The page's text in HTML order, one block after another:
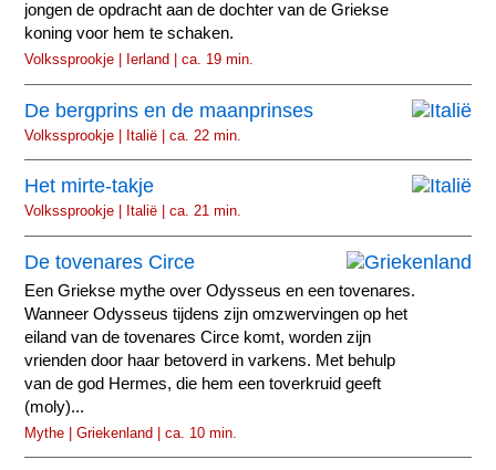
jongen de opdracht aan de dochter van de Griekse
koning voor hem te schaken.
Volkssprookje | Ierland | ca. 19 min.
De bergprins en de maanprinses
Volkssprookje | Italië | ca. 22 min.
Het mirte-takje
Volkssprookje | Italië | ca. 21 min.
De tovenares Circe
Een Griekse mythe over Odysseus en een tovenares.
Wanneer Odysseus tijdens zijn omzwervingen op het
eiland van de tovenares Circe komt, worden zijn
vrienden door haar betoverd in varkens. Met behulp
van de god Hermes, die hem een toverkruid geeft
(moly)...
Mythe | Griekenland | ca. 10 min.